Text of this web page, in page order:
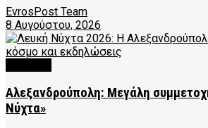
EvrosPost Team
8 Αυγούστου, 2026
Αλεξανδρούπολη: Μεγάλη
Νύχτα»